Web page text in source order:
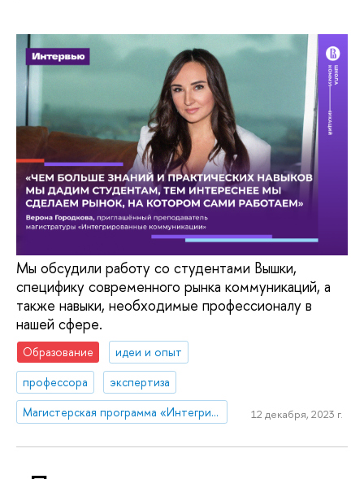
Мы обсудили работу со студентами Вышки,
специфику современного рынка коммуникаций, а
также навыки, необходимые профессионалу в
нашей сфере.
Образование
идеи и опыт
профессора
экспертиза
Магистерская программа «Интегрированные коммуникации»
12 декабря, 2023 г.